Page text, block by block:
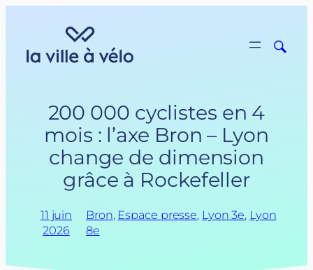
200 000 cyclistes en 4
mois : l’axe Bron – Lyon
change de dimension
grâce à Rockefeller
11 juin
2026
Bron, Espace presse, Lyon 3e, Lyon
8e